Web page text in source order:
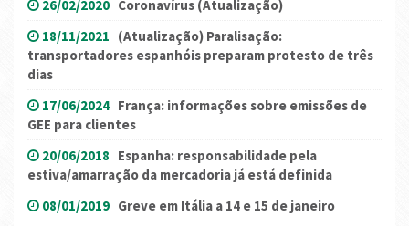
26/02/2020 Coronavírus (Atualização)
18/11/2021 (Atualização) Paralisação:
transportadores espanhóis preparam protesto de três
dias
17/06/2024 França: informações sobre emissões de
GEE para clientes
20/06/2018 Espanha: responsabilidade pela
estiva/amarração da mercadoria já está definida
08/01/2019 Greve em Itália a 14 e 15 de janeiro